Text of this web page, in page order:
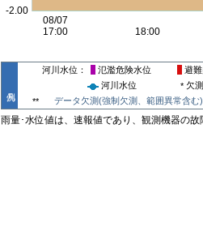
河川水位 氾濫危険水位
避
河川水位
* 欠測
**
データ欠測(強制欠測、範囲異常含む)
雨量･水位値は、速報値であり、観測機器の